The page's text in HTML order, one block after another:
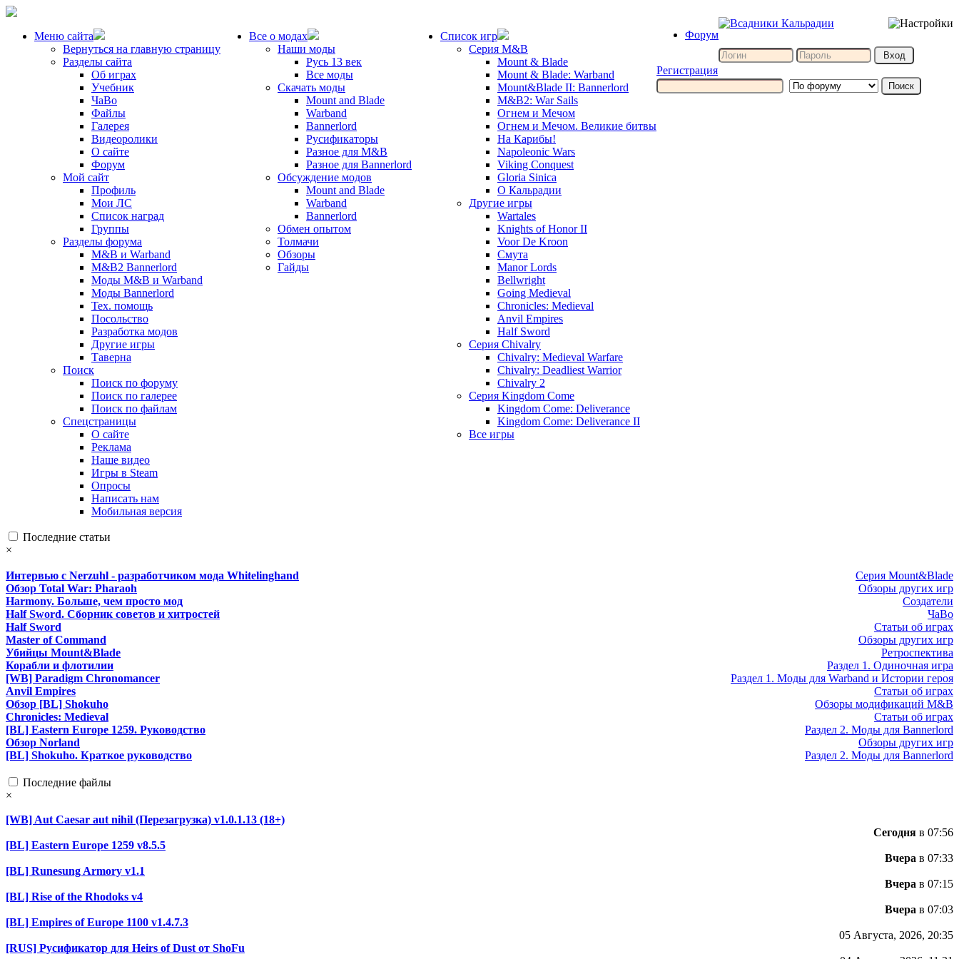
Меню сайта
Вернуться на главную страницу
Разделы сайта
Об играх
Учебник
ЧаВо
Файлы
Галерея
Видеоролики
О сайте
Форум
Мой сайт
Профиль
Мои ЛС
Список наград
Группы
Разделы форума
M&B и Warband
M&B2 Bannerlord
Моды M&B и Warband
Моды Bannerlord
Тех. помощь
Посольство
Разработка модов
Другие игры
Таверна
Поиск
Поиск по форуму
Поиск по галерее
Поиск по файлам
Спецстраницы
О сайте
Реклама
Наше видео
Игры в Steam
Опросы
Написать нам
Мобильная версия
Все о модах
Наши моды
Русь 13 век
Все моды
Скачать моды
Mount and Blade
Warband
Bannerlord
Русификаторы
Разное для M&B
Разное для Bannerlord
Обсуждение модов
Mount and Blade
Warband
Bannerlord
Обмен опытом
Толмачи
Обзоры
Гайды
Список игр
Серия M&B
Mount & Blade
Mount & Blade: Warband
Mount&Blade II: Bannerlord
M&B2: War Sails
Огнем и Мечом
Огнем и Мечом. Великие битвы
На Карибы!
Napoleonic Wars
Viking Conquest
Gloria Sinica
О Кальрадии
Другие игры
Wartales
Knights of Honor II
Voor De Kroon
Смута
Manor Lords
Bellwright
Going Medieval
Chronicles: Medieval
Anvil Empires
Half Sword
Серия Chivalry
Chivalry: Medieval Warfare
Chivalry: Deadliest Warrior
Chivalry 2
Серия Kingdom Come
Kingdom Come: Deliverance
Kingdom Come: Deliverance II
Все игры
Форум
Регистрация
Последние статьи
×
Серия Mount&Blade
Интервью с Nerzuhl - разработчиком мода Whitelinghand
Обзоры других игр
Обзор Total War: Pharaoh
Создатели
Harmony. Больше, чем просто мод
ЧаВо
Half Sword. Сборник советов и хитростей
Статьи об играх
Half Sword
Обзоры других игр
Master of Command
Ретроспектива
Убийцы Mount&Blade
Раздел 1. Одиночная игра
Корабли и флотилии
Раздел 1. Моды для Warband и Истории героя
[WB] Paradigm Chronomancer
Статьи об играх
Anvil Empires
Обзоры модификаций M&B
Обзор [BL] Shokuho
Статьи об играх
Chronicles: Medieval
Раздел 2. Моды для Bannerlord
[BL] Eastern Europe 1259. Руководство
Обзоры других игр
Обзор Norland
Раздел 2. Моды для Bannerlord
[BL] Shokuho. Краткое руководство
Последние файлы
×
[WB] Aut Caesar aut nihil (Перезагрузка) v1.0.1.13 (18+)
Сегодня в 07:56
[BL] Eastern Europe 1259 v8.5.5
Вчера в 07:33
[BL] Runesung Armory v1.1
Вчера в 07:15
[BL] Rise of the Rhodoks v4
Вчера в 07:03
[BL] Empires of Europe 1100 v1.4.7.3
05 Августа, 2026, 20:35
[RUS] Русификатор для Heirs of Dust от ShoFu